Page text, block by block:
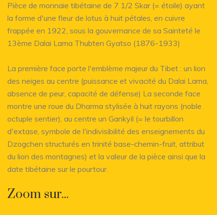
Pièce de monnaie tibétaine de 7 1/2 Skar (= étoile) ayant
la forme d'une fleur de lotus à huit pétales, en cuivre
frappée en 1922, sous la gouvernance de sa Sainteté le
13ème Dalai Lama Thubten Gyatso (1876-1933)
La première face porte l'emblème majeur du Tibet : un lion
des neiges au centre (puissance et vivacité du Dalai Lama,
absence de peur, capacité de défense) La seconde face
montre une roue du Dharma stylisée à huit rayons (noble
octuple sentier), au centre un Gankyil (= le tourbillon
d'extase, symbole de l'indivisibilité des enseignements du
Dzogchen structurés en trinité base-chemin-fruit, attribut
du lion des montagnes) et la valeur de la pièce ainsi que la
date tibétaine sur le pourtour.
Zoom sur...